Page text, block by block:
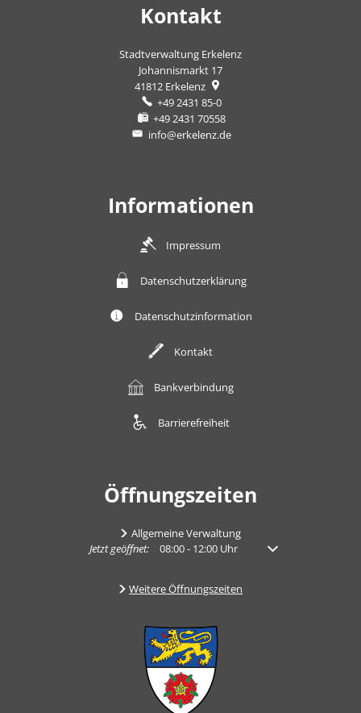
Kontakt
Stadtverwaltung Erkelenz
Johannismarkt 17
41812 Erkelenz
+49 2431 85-0
+49 2431 70558
info@erkelenz.de
Informationen
Impressum
Datenschutzerklärung
Datenschutzinformation
Kontakt
Bankverbindung
Barrierefreiheit
Öffnungszeiten
Allgemeine Verwaltung
Klicken, um weitere Öffnungs- oder Schließzeiten
Jetzt geöffnet: 08:00- 12:00 Uhr Von 08:00 bis 12:00
Weitere Öffnungszeiten